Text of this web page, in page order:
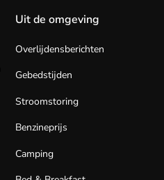
Uit de omgeving
Overlijdensberichten
Gebedstijden
Stroomstoring
Benzineprijs
Camping